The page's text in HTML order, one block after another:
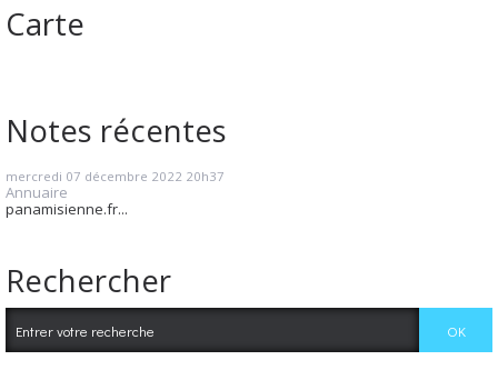
Carte
Notes récentes
mercredi 07 décembre 2022 20h37
Annuaire
panamisienne.fr...
Rechercher